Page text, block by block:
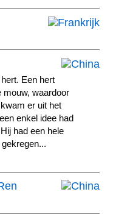
Een hert
mouw, waardoor
er uit het
enkel idee had
had een hele